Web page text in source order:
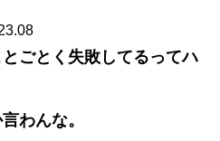
ごとく失敗してるってハ
わんな。